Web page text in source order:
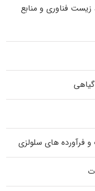
فناوری و منابع
فرآورده‌ های سلولزی